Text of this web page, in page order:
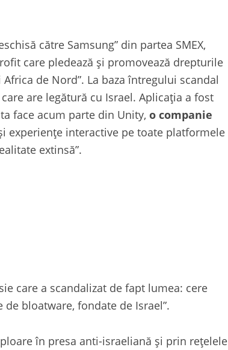
către Samsung” din partea SMEX,
care pledează și promovează drepturile
de Nord”. La baza întregului scandal
are legătură cu Israel. Aplicația a fost
face acum parte din Unity, o companie
experiențe interactive pe toate platformele
extinsă”.
care a scandalizat de fapt lumea: cere
bloatware, fondate de Israel”.
în presa anti-israeliană și prin rețelele